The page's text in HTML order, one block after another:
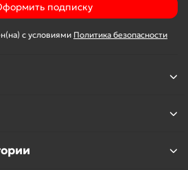
подписку
с условиями Политика безопасности